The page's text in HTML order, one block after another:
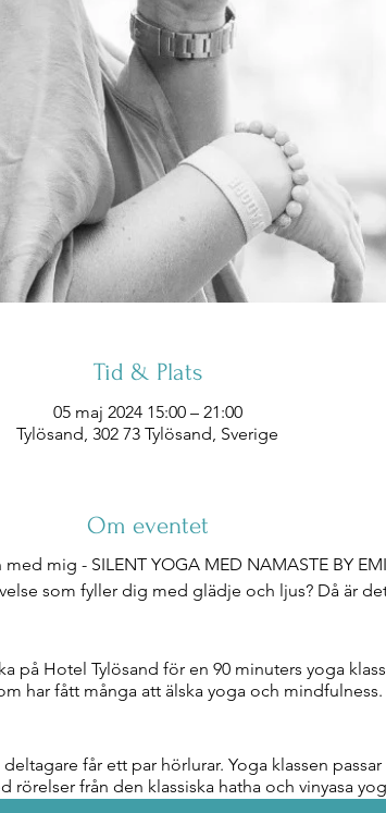
Tid & Plats
05 maj 2024 15:00 – 21:00
Tylösand, 302 73 Tylösand, Sverige
Om eventet
med mig - SILENT YOGA MED NAMASTE BY
som fyller dig med glädje och ljus? Då är
på Hotel Tylösand för en 90 minuters yoga
har fått många att älska yoga och mindfulness.
får ett par hörlurar. Yoga klassen
rörelser från den klassiska hatha och vinyasa